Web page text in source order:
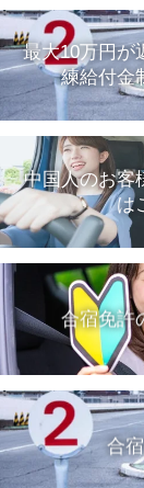
最大10万円が
練給付金
中国人のお客
は
合宿免許
合